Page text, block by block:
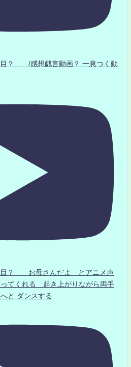
目？ /感想戯言動画？.一息つく動
目？ お母さんだよ とアニメ声
てくれる 起き上がりながら両手
と ダンスする